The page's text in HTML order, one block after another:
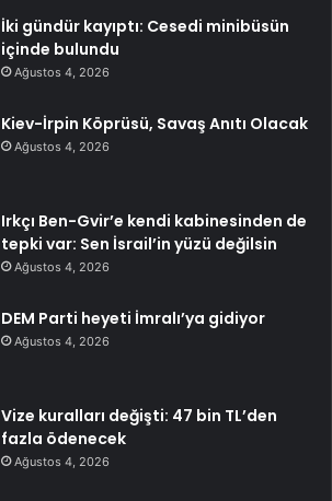
İki gündür kayıptı: Cesedi minibüsün
içinde bulundu
Ağustos 4, 2026
Kiev-İrpin Köprüsü, Savaş Anıtı Olacak
Ağustos 4, 2026
Irkçı Ben-Gvir’e kendi kabinesinden de
tepki var: Sen İsrail’in yüzü değilsin
Ağustos 4, 2026
DEM Parti heyeti İmralı’ya gidiyor
Ağustos 4, 2026
Vize kuralları değişti: 47 bin TL’den
fazla ödenecek
Ağustos 4, 2026